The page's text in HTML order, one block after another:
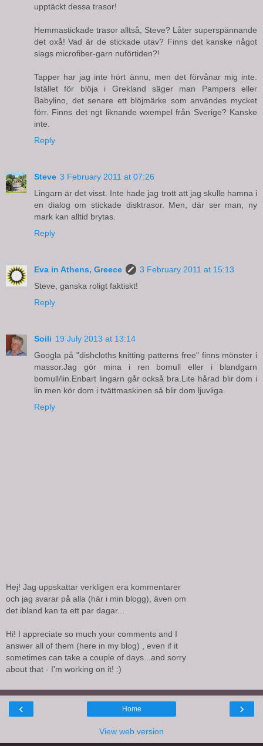
upptäckt dessa trasor!
Hemmastickade trasor alltså, Steve? Låter superspännande
det oxå! Vad är de stickade utav? Finns det kanske något
slags microfiber-garn nuförtiden?!
Tapper har jag inte hört ännu, men det förvånar mig inte.
Istället för blöja i Grekland säger man Pampers eller
Babylino, det senare ett blöjmärke som användes mycket
förr. Finns det ngt liknande wxempel från Sverige? Kanske
inte.
Reply
Steve 3 February 2011 at 07:26
Lingarn är det visst. Inte hade jag trott att jag skulle hamna i
en dialog om stickade disktrasor. Men, där ser man, ny
mark kan alltid brytas.
Reply
Eva in Athens, Greece
3 February 2011 at 15:13
Steve, ganska roligt faktiskt!
Reply
Soili 19 July 2013 at 13:14
Googla på "dishcloths knitting patterns free" finns mönster i
massor.Jag gör mina i ren bomull eller i blandgarn
bomull/lin.Enbart lingarn går också bra.Lite hårad blir dom i
lin men kör dom i tvättmaskinen så blir dom ljuvliga.
Reply
Hej! Jag uppskattar verkligen era kommentarer
och jag svarar på alla (här i min blogg), även om
det ibland kan ta ett par dagar...
Hi! I appreciate so much your comments and I
answer all of them (here in my blog) , even if it
sometimes can take a couple of days...and sorry
about that - I'm working on it! :)
‹ ›
Home
View web version